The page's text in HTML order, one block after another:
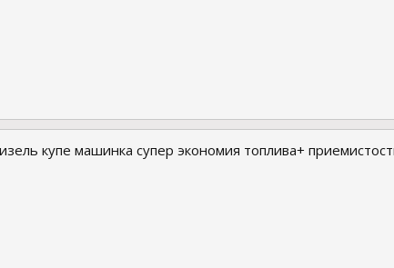
купе машинка супер экономия топлива+